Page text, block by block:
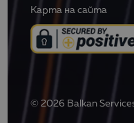
Карта на сайта
© 2026 Balkan